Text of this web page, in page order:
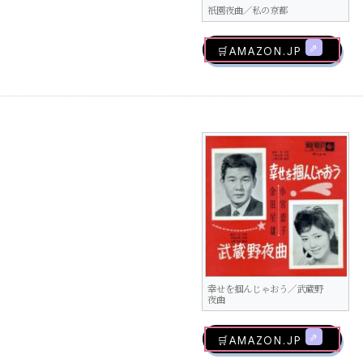
祇園夜曲／私の京都
🛒AMAZON.jp
幸せを掴んじゃおう／武蔵野
夜曲
🛒AMAZON.jp